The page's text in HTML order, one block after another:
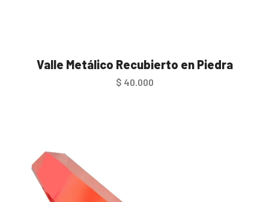
Valle Metálico Recubierto en Piedra
$ 40.000